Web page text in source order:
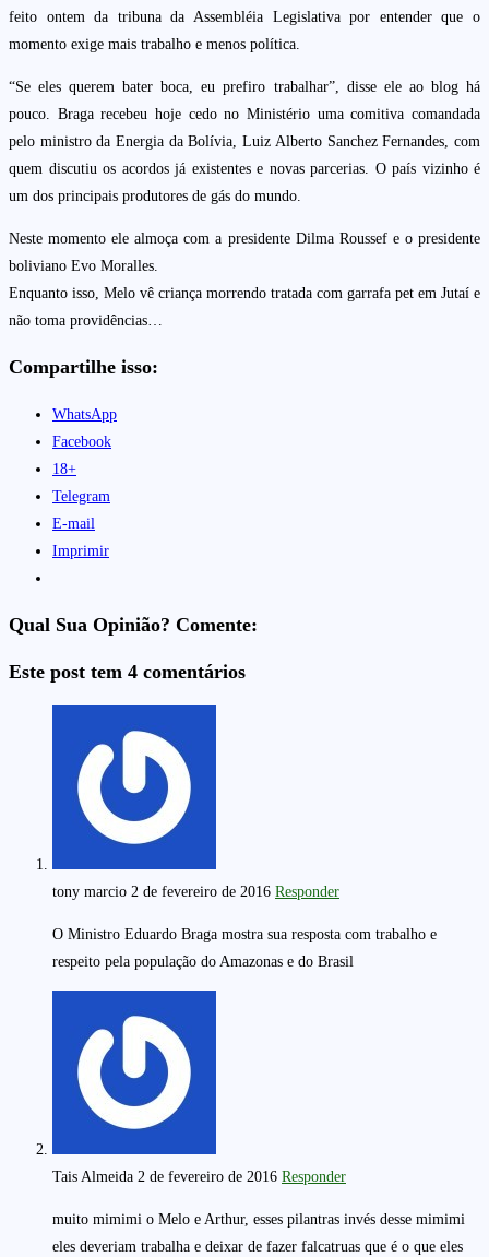
feito ontem da tribuna da Assembléia Legislativa por entender que o
momento exige mais trabalho e menos política.
“Se eles querem bater boca, eu prefiro trabalhar”, disse ele ao blog há
pouco. Braga recebeu hoje cedo no Ministério uma comitiva comandada
pelo ministro da Energia da Bolívia, Luiz Alberto Sanchez Fernandes, com
quem discutiu os acordos já existentes e novas parcerias. O país vizinho é
um dos principais produtores de gás do mundo.
Neste momento ele almoça com a presidente Dilma Roussef e o presidente
boliviano Evo Moralles.
Enquanto isso, Melo vê criança morrendo tratada com garrafa pet em Jutaí e
não toma providências…
Compartilhe isso:
WhatsApp
Facebook
18+
Telegram
E-mail
Imprimir
Qual Sua Opinião? Comente:
Este post tem 4 comentários
tony marcio 2 de fevereiro de 2016 Responder
O Ministro Eduardo Braga mostra sua resposta com trabalho e
respeito pela população do Amazonas e do Brasil
Tais Almeida 2 de fevereiro de 2016 Responder
muito mimimi o Melo e Arthur, esses pilantras invés desse mimimi
eles deveriam trabalha e deixar de fazer falcatruas que é o que eles